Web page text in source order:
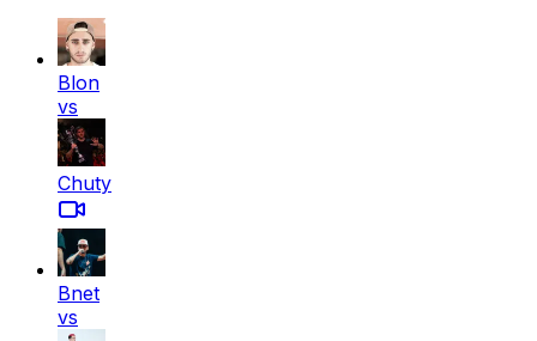
Blon
vs
Chuty
Bnet
vs